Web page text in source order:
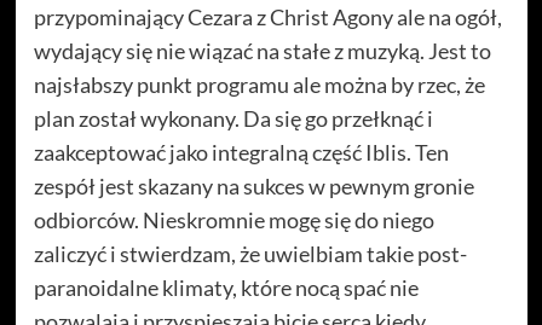
przypominający Cezara z Christ Agony ale na ogół,
wydający się nie wiązać na stałe z muzyką. Jest to
najsłabszy punkt programu ale można by rzec, że
plan został wykonany. Da się go przełknąć i
zaakceptować jako integralną część Iblis. Ten
zespół jest skazany na sukces w pewnym gronie
odbiorców. Nieskromnie mogę się do niego
zaliczyć i stwierdzam, że uwielbiam takie post-
paranoidalne klimaty, które nocą spać nie